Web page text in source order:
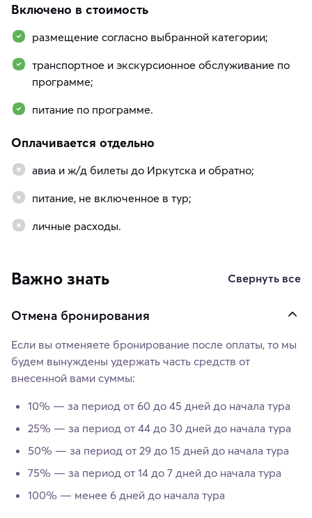
Включено в стоимость
размещение согласно выбранной категории;
транспортное и экскурсионное обслуживание по
программе;
питание по программе.
Оплачивается отдельно
авиа и ж/д билеты до Иркутска и обратно;
питание, не включенное в тур;
личные расходы.
Важно знать Свернуть все
Отмена бронирования
Если вы отменяете бронирование после оплаты, то мы
будем вынуждены удержать часть средств от
внесенной вами суммы:
10% — за период от 60 до 45 дней до начала тура
25% — за период от 44 до 30 дней до начала тура
50% — за период от 29 до 15 дней до начала тура
75% — за период от 14 до 7 дней до начала тура
100% — менее 6 дней до начала тура